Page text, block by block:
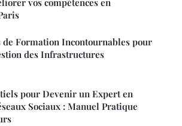
vos compétences en
de Formation Incontournables pour
des Infrastructures
pour Devenir un Expert en
Sociaux : Manuel Pratique